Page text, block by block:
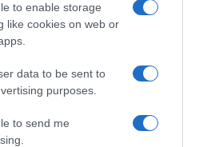
to enable storage
like cookies on web or
data to be sent to
purposes.
to send me
φυγής των συνταξιούχων
ημερών: Κανονικός
βοριάδες και σταδιακή
θερμοκρασίας
ο Αντώνης Σαμαράς – Απειλή
για ΝΔ